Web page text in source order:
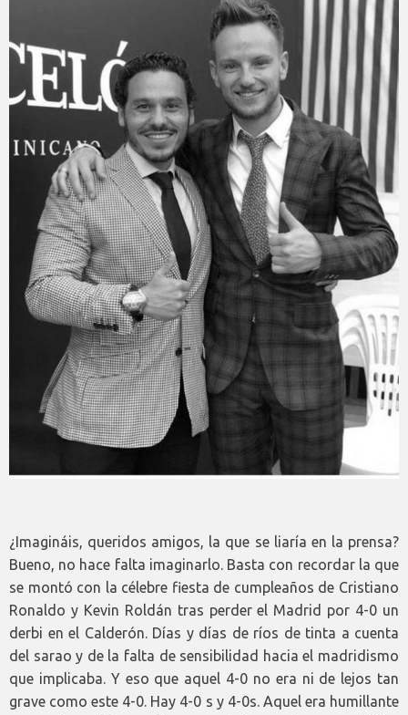
¿Imagináis, queridos amigos, la que se liaría en la prensa?
Bueno, no hace falta imaginarlo. Basta con recordar la que
se montó con la célebre fiesta de cumpleaños de Cristiano
Ronaldo y Kevin Roldán tras perder el Madrid por 4-0 un
derbi en el Calderón. Días y días de ríos de tinta a cuenta
del sarao y de la falta de sensibilidad hacia el madridismo
que implicaba. Y eso que aquel 4-0 no era ni de lejos tan
grave como este 4-0. Hay 4-0 s y 4-0s. Aquel era humillante